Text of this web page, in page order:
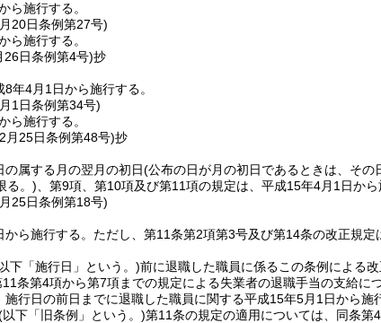
ら施行する。
20日条例第27号)
ら施行する。
26日条例第4号)抄
年4月1日から施行する。
1日条例第34号)
ら施行する。
月25日条例第48号)抄
の属する月の翌月の初日(公布の日が月の初日であるときは、その
る。) 、第9項、第10項及び第11項の規定は、平成15年4月1日から
25日条例第18号)
ら施行する。 ただし、第11条第2項第3号及び第14条の改正規定
下「施行日」という。)前に退職した職員に係るこの条例による
11条第4項から第7項までの規定による失業者の退職手当の支給に
施行日の前日までに退職した職員に関する平成15年5月1日から
以下「旧条例」という。)第11条の規定の適用については、同条第